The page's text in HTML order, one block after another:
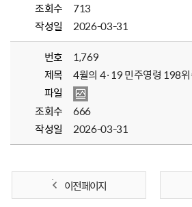
조회수
713
작성일
2026-03-31
번호
1,769
제목
4월의 4·19 민주영령 198
파일
조회수
666
작성일
2026-03-31
이전 페이지